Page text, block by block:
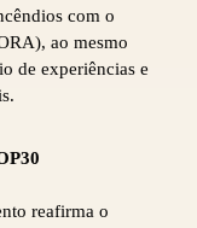
com o
ao mesmo
de experiências e
reafirma o